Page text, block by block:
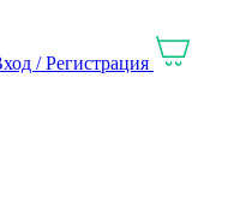
/ Регистрация